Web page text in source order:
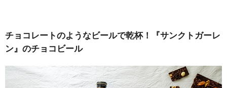
チョコレートのようなビールで乾杯！『サンクトガーレ
ン』のチョコビール